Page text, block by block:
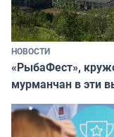
НОВОСТИ
«РыбаФест»,
мурманчан в эти